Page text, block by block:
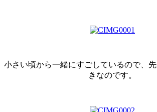
小さい頃から一緒にすごしているので、
きなのです。